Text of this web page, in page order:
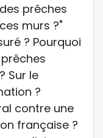
prêches
murs ?"
? Pourquoi
Sur le
?
contre une
française ?